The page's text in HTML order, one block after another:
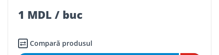
1 MDL / buc
Compară produsul